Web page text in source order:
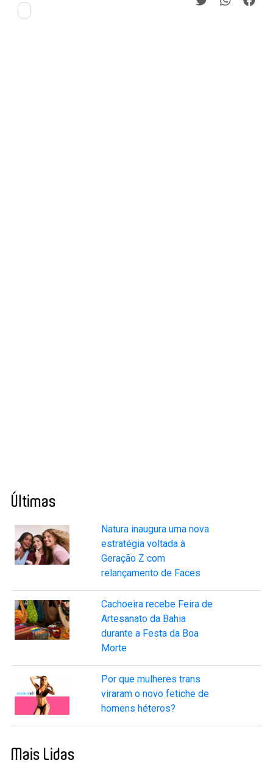
Últimas
Natura inaugura uma nova
estratégia voltada à
Geração Z com
relançamento de Faces
Cachoeira recebe Feira de
Artesanato da Bahia
durante a Festa da Boa
Morte
Por que mulheres trans
viraram o novo fetiche de
homens héteros?
Mais Lidas